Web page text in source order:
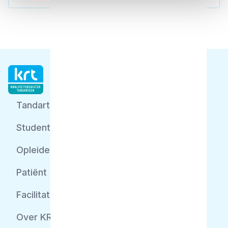
Tandarts
Student
Opleider
Patiënt
Facilitator
Over KRT